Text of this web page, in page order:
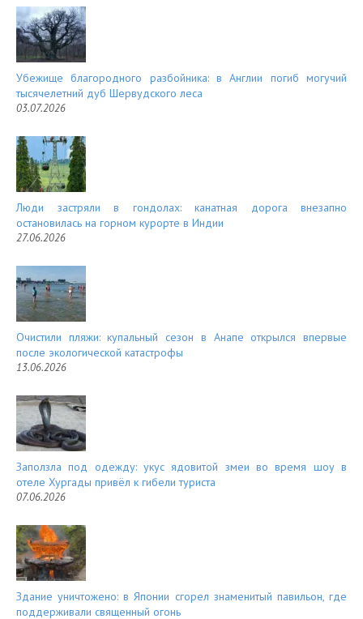
Убежище благородного разбойника: в Англии погиб могучий
тысячелетний дуб Шервудского леса
03.07.2026
Люди застряли в гондолах: канатная дорога внезапно
остановилась на горном курорте в Индии
27.06.2026
Очистили пляжи: купальный сезон в Анапе открылся впервые
после экологической катастрофы
13.06.2026
Заползла под одежду: укус ядовитой змеи во время шоу в
отеле Хургады привёл к гибели туриста
07.06.2026
Здание уничтожено: в Японии сгорел знаменитый павильон, где
поддерживали священный огонь